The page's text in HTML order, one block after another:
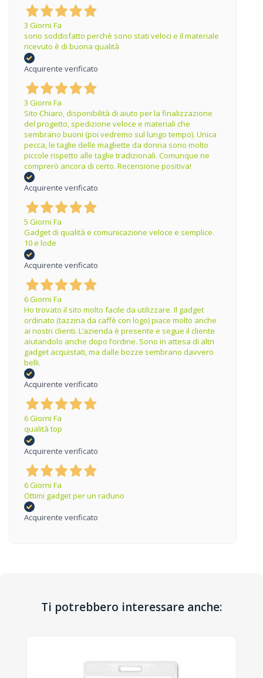
3 Giorni Fa
sono soddisfatto perchè sono stati veloci e il materiale
ricevuto è di buona qualità
Acquirente verificato
3 Giorni Fa
Sito Chiaro, disponibilità di aiuto per la finalizzazione
del progetto, spedizione veloce e materiali che
sembrano buoni (poi vedremo sul lungo tempo). Unica
pecca, le taglie delle magliette da donna sono molto
piccole rispetto alle taglie tradizionali. Comunque ne
comprerò ancora di certo. Recensione positiva!
Acquirente verificato
5 Giorni Fa
Gadget di qualità e comunicazione veloce e semplice.
10 e lode
Acquirente verificato
6 Giorni Fa
Ho trovato il sito molto facile da utilizzare. Il gadget
ordinato (tazzina da caffè con logo) piace molto anche
ai nostri clienti. L’azienda è presente e segue il cliente
aiutandolo anche dopo l’ordine. Sono in attesa di altri
gadget acquistati, ma dalle bozze sembrano davvero
belli.
Acquirente verificato
6 Giorni Fa
qualità top
Acquirente verificato
6 Giorni Fa
Ottimi gadget per un raduno
Acquirente verificato
Ti potrebbero interessare anche: